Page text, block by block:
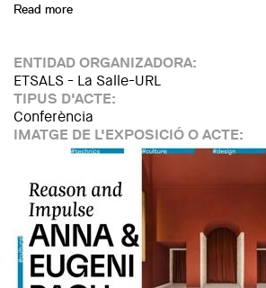
Read more
ENTIDAD ORGANIZADORA:
ETSALS - La Salle-URL
TIPUS D'ACTE:
Conferència
IMATGE DE L'EXPOSICIÓ O ACTE: